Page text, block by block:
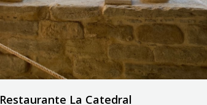
Restaurante La Catedral